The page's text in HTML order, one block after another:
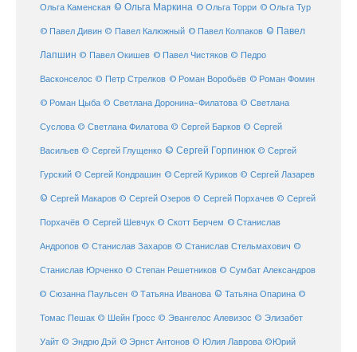
Ольга Каменская © Ольга Маркина © Ольга Торри © Ольга Тур
© Павел Дивин © Павел Калюжный © Павел Колпаков © Павел
Лапшин © Павел Окишев © Павел Чистяков © Педро
Васконселос © Петр Стрелков © Роман Воробьёв © Роман Фомин
© Роман Цыба © Светлана Доронина-Филатова © Светлана
Суслова © Светлана Филатова © Сергей Барков © Сергей
Васильев © Сергей Глущенко © Сергей Горпинюк © Сергей
Гурский © Сергей Кондрашин © Сергей Куриков © Сергей Лазарев
© Сергей Макаров © Сергей Озеров © Сергей Порхачев © Сергей
Порхачёв © Сергей Шевчук © Скотт Берчем © Станислав
Андропов © Станислав Захаров © Станислав Стельмахович ©
Станислав Юрченко © Степан Решетников © Сумбат Александров
© Сюзанна Паульсен © Татьяна Иванова © Татьяна Опарина ©
Томас Пешак © Шейн Гросс © Эвангелос Алевизос © Элизабет
Уайт © Эндрю Дэй © Эрнст Антонов © Юлия Лаврова ©Юрий